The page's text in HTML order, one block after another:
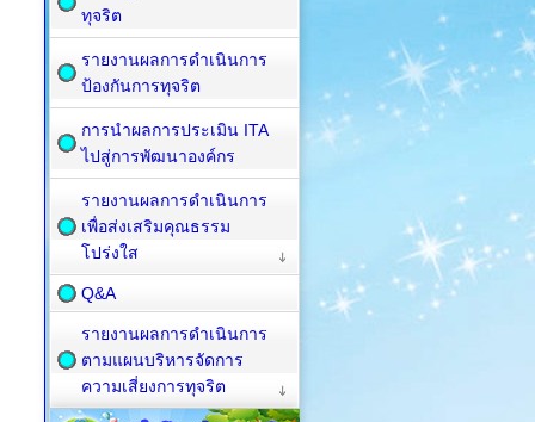
ทุจริต
รายงานผลการดำเนินการ
ป้องกันการทุจริต
การนำผลการประเมิน ITA
ไปสู่การพัฒนาองค์กร
รายงานผลการดำเนินการ
เพื่อส่งเสริมคุณธรรม
โปร่งใส
Q&A
รายงานผลการดำเนินการ
ตามแผนบริหารจัดการ
ความเสี่ยงการทุจริต